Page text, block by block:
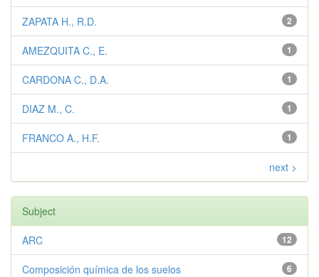
2
ZAPATA H., R.D.
1
AMEZQUITA C., E.
1
CARDONA C., D.A.
1
DIAZ M., C.
1
FRANCO A., H.F.
next >
Subject
12
ARC
6
Composición química de los suelos